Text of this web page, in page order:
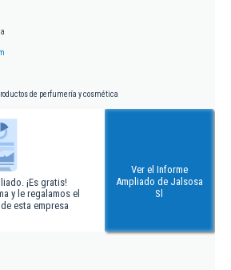
de perfumería y cosmética
¡Es gratis!
y le regalamos el
esta empresa
Ver el Informe
Ampliado de Jalsosa
Sl